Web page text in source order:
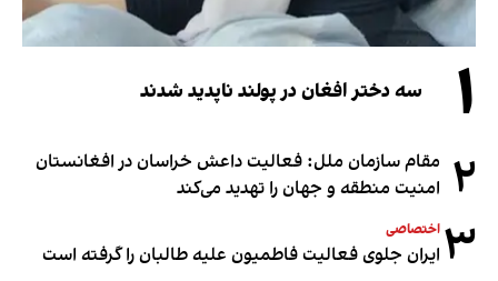
۱ سه دختر افغان در پولند ناپدید شدند
۲ مقام سازمان ملل: فعالیت داعش خراسان در افغانستان
امنیت منطقه و جهان را تهدید می‌کند
۳ اختصاصی
ایران جلوی فعالیت فاطمیون علیه طالبان را گرفته است